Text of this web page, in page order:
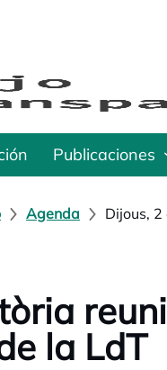
Publicaciones
Agenda Dijous,
la LdT